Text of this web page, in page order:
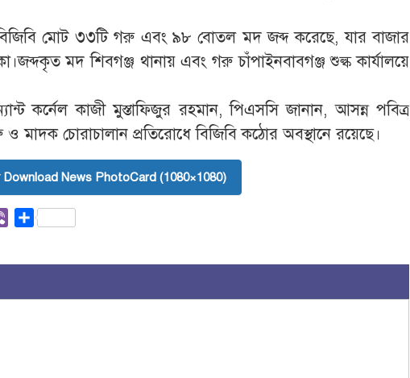
মোট ৩৩টি গরু এবং ৯৮ বোতল মদ জব্দ করেছে, যার বাজার
মদ শিবগঞ্জ থানায় এবং গরু চাঁপাইনবাবগঞ্জ শুল্ক কার্যালয়ে
কর্নেল কাজী মুস্তাফিজুর রহমান, পিএসসি জানান, আসন্ন পবিত্র
মাদক চোরাচালান প্রতিরোধে বিজিবি কঠোর অবস্থানে রয়েছে।
Download News PhotoCard (1080×1080)
ViberShare